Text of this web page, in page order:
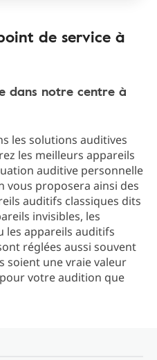
de service à
dans notre centre à
les solutions auditives
les meilleurs appareils
auditive personnelle
vous proposera ainsi des
auditifs classiques dits
invisibles, les
les appareils auditifs
réglées aussi souvent
soient une vraie valeur
votre audition que